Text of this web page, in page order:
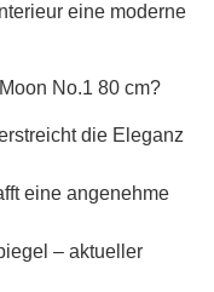
eine moderne
No.1 80 cm?
die Eleganz
eine angenehme
– aktueller